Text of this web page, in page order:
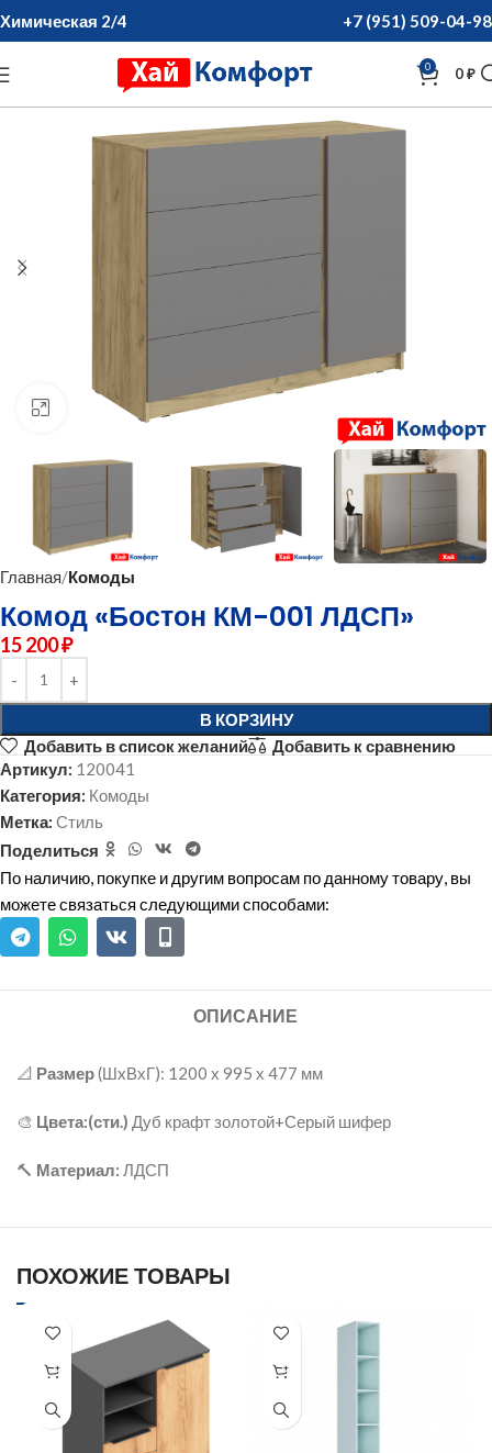
Химическая 2/4 +7 (951) 509-04-98
0 0₽
нажмите для увеличения
Главная Комоды
Комод «Бостон КМ-001 ЛДСП»
15 200₽
В КОРЗИНУ
Добавить в список желаний
Добавить к сравнению
Артикул: 120041
Категория: Комоды
Метка: Стиль
Поделиться
По наличию, покупке и другим вопросам по данному товару, вы
можете связаться следующими способами:
ОПИСАНИЕ
📐 Размер(ШxВхГ): 1200 х 995 х 477 мм
🎨 Цвета:(сти.) Дуб крафт золотой+Серый шифер
🔨 Материал: ЛДСП
ПОХОЖИЕ ТОВАРЫ